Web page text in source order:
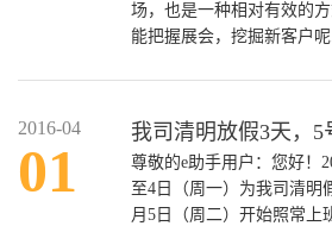
场，也是一种相对有效的
能把握展会，挖掘新客户
2016-04
01
我司清明放假3天，5
尊敬的e助手用户：您好！
至4日（周一）为我司清明
月5日（周二）开始照常上